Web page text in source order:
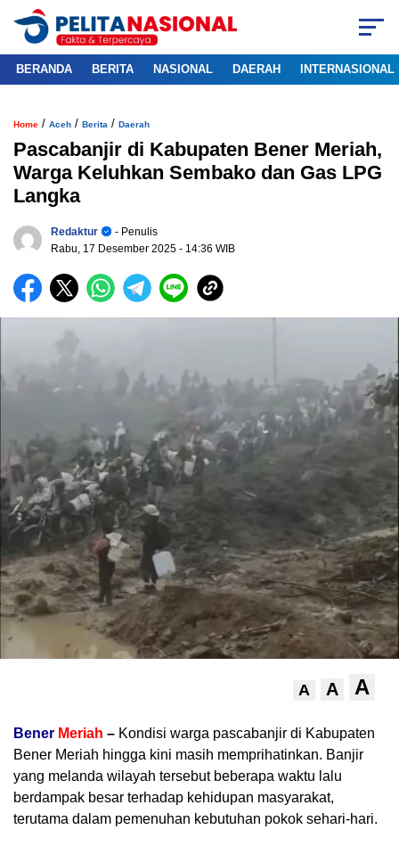
BERANDA BERITA NASIONAL DAERAH INTERNASIONAL
Home / Aceh / Berita / Daerah
Pascabanjir di Kabupaten Bener Meriah,
Warga Keluhkan Sembako dan Gas LPG
Langka
Redaktur
- Penulis
Rabu, 17 Desember 2025 - 14:36 WIB
A A A
Bener Meriah – Kondisi warga pascabanjir di Kabupaten
Bener Meriah hingga kini masih memprihatinkan. Banjir
yang melanda wilayah tersebut beberapa waktu lalu
berdampak besar terhadap kehidupan masyarakat,
terutama dalam pemenuhan kebutuhan pokok sehari-hari.